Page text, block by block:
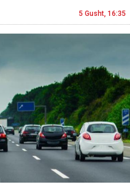
5 Gusht, 16:35